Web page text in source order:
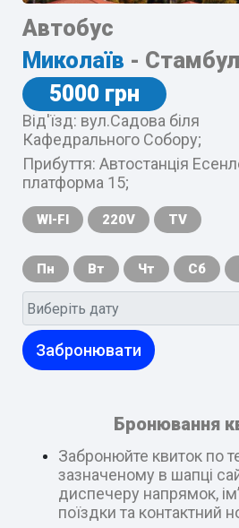
Автобус
Миколаїв - Стамбул
5000 грн
Від'їзд: вул.Садова біля
Кафедрального Собору;
Прибуття: Автостанція
платформа 15;
WI-FI 220V TV
Пн Вт Чт Сб
Забронювати
Бронювання
Забронюйте квиток по
зазначеному в шапці
диспечеру напрямок,
поїздки та контактний